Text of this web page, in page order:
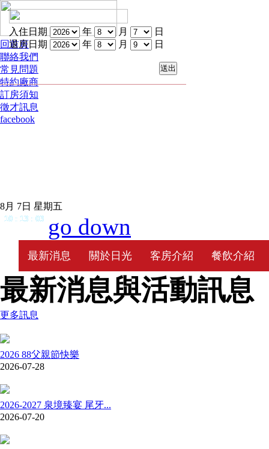
回首頁
聯絡我們
常見問題
特約廠商
訂房須知
徵才訊息
facebook
入住日期 年 月
日
退房日期
年 月 日
8月 7日 星期五
10 : 13 : 03 go down
最新消息 關於日光 客房介紹 餐飲介紹
最新消息與活動訊息
更多訊息
2026 88父親節快樂
2026-07-28
2026-2027 泉境臻宴 尾牙...
2026-07-20